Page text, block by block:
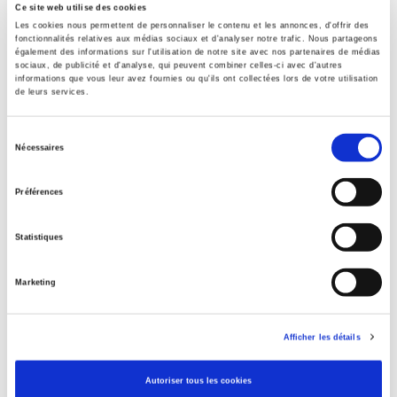
Ce site web utilise des cookies
Les cookies nous permettent de personnaliser le contenu et les annonces, d'offrir des
fonctionnalités relatives aux médias sociaux et d'analyser notre trafic. Nous partageons
également des informations sur l'utilisation de notre site avec nos partenaires de médias
sociaux, de publicité et d'analyse, qui peuvent combiner celles-ci avec d'autres
informations que vous leur avez fournies ou qu'ils ont collectées lors de votre utilisation
de leurs services.
Nécessaires
Préférences
Statistiques
Marketing
Afficher les détails
Autoriser tous les cookies
Presse
Sommaire
Spécifications
Presses de Sciences Po
Numéro 34
Judith Assouly
Collection
Langue